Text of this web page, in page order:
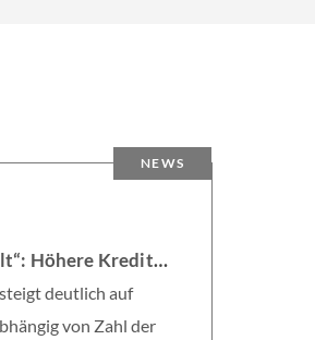
NEWS
KfW-Förderung „Jung kauft Alt“: Höhere Kredite ab August 2026
deutlich auf
von Zahl der